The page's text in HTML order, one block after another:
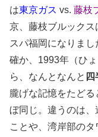
は東京ガス vs. 藤枝
京、藤枝ブルック
スパ福岡になりまし
確か、1993年（ひ
ら、なんとなんと 四
朧げな記憶をたど
ぼ同じ。違うのは
ことや、湾岸部の